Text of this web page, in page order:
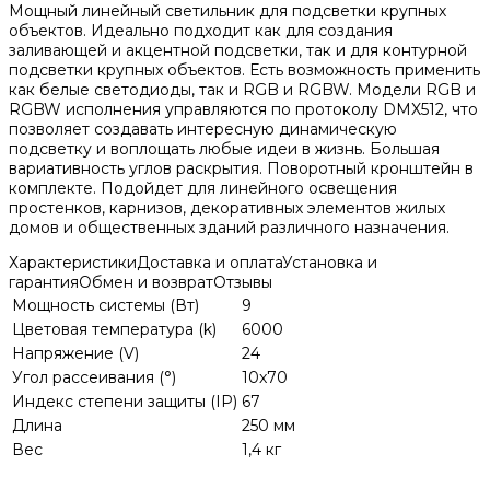
Мощный линейный светильник для подсветки крупных
объектов. Идеально подходит как для создания
заливающей и акцентной подсветки, так и для контурной
подсветки крупных объектов. Есть возможность применить
как белые светодиоды, так и RGB и RGBW. Модели RGB и
RGBW исполнения управляются по протоколу DMX512, что
позволяет создавать интересную динамическую
подсветку и воплощать любые идеи в жизнь. Большая
вариативность углов раскрытия. Поворотный кронштейн в
комплекте. Подойдет для линейного освещения
простенков, карнизов, декоративных элементов жилых
домов и общественных зданий различного назначения.
ХарактеристикиДоставка и оплатаУстановка и
гарантияОбмен и возвратОтзывы
Мощность системы (Вт)
9
Цветовая температура (k)
6000
Напряжение (V)
24
Угол рассеивания (°)
10x70
Индекс степени защиты (IP) 67
Длина
250 мм
Вес
1,4 кг